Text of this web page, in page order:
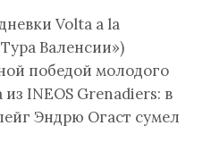
Volta a la
Валенсии»)
победой молодого
INEOS Grenadiers: в
Эндрю Огаст сумел